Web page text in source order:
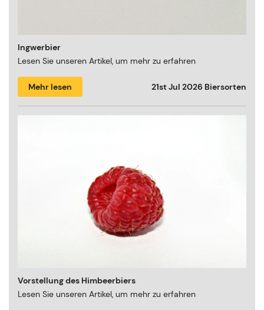
Ingwerbier
Lesen Sie unseren Artikel, um mehr zu erfahren
Mehr lesen 21st Jul 2026 Biersorten
Vorstellung des Himbeerbiers
Lesen Sie unseren Artikel, um mehr zu erfahren